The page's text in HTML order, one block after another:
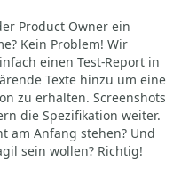
Product Owner ein
Kein Problem! Wir
einen Test-Report in
Texte hinzu um eine
zu erhalten. Screenshots
die Spezifikation weiter.
am Anfang stehen? Und
sein wollen? Richtig!